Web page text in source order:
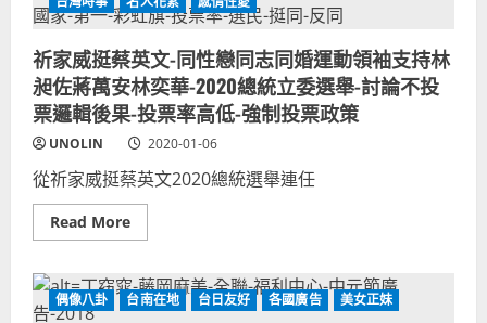
貌
似
國
坎
城
影
展
影
帝
欺
犯？
國
在
澳
洲
上
司
向
心
真
實
身
分？
韓
國
國
民
黨
祈家威挺蔡英文-同性戀同志同婚運動領袖支持林
昶佐蔣萬安林奕華-2020總統立委選舉-討論不投
票邏輯後果-投票率高低-強制投票政策
UNOLIN 2020-01-06
從祈家威挺蔡英文2020總統選舉連任
Read MoreRead
more
家
威
挺
偶像八卦 台南在地 台日友好 各國廣告 美女正妹